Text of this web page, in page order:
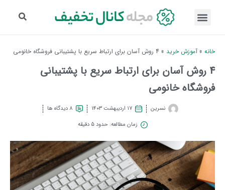
خانه » آموزش خرید » 4 روش آسان برای ارتباط سریع با پشتیبانی فروشگاه خانومی
4 روش آسان برای ارتباط سریع با پشتیبانی
فروشگاه خانومی
نسرین ۱۷ اردیبهشت ۱۴۰۳
8 دیدگاه ها
زمان مطالعه: حدود 5 دقیقه